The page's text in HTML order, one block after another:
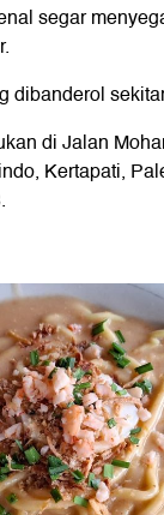
segar
dibanderol
di Jalan
Kertapati,